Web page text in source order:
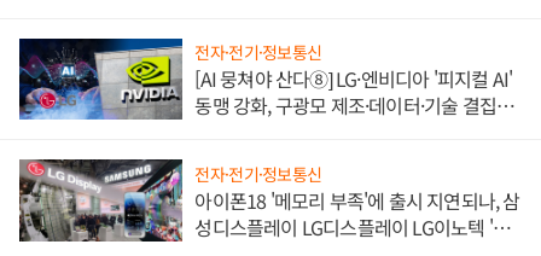
전자·전기·정보통신
[AI 뭉쳐야 산다⑧] LG·엔비디아 '피지컬 AI'
동맹 강화, 구광모 제조·데이터·기술 결집
전자·전기·정보통신
아이폰18 '메모리 부족'에 출시 지연되나, 삼
성디스플레이 LG디스플레이 LG이노텍 '탈